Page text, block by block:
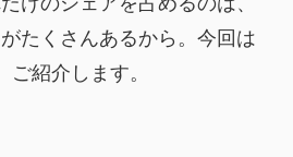
たくさんあるから。今回は
紹介します。